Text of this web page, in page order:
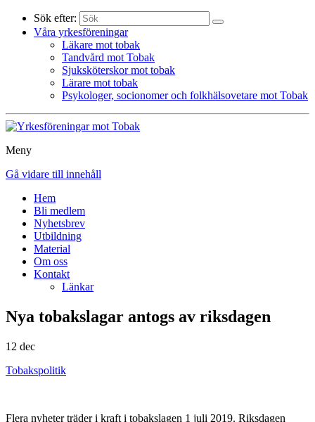
Sök efter:
Våra yrkesföreningar
Läkare mot tobak
Tandvård mot Tobak
Sjuksköterskor mot tobak
Lärare mot tobak
Psykologer, socionomer och folkhälsovetare mot Tobak
Meny
Gå vidare till innehåll
Hem
Bli medlem
Nyhetsbrev
Utbildning
Material
Om oss
Kontakt
Länkar
Nya tobakslagar antogs av riksdagen
12 dec
Tobakspolitik
Flera nyheter träder i kraft i tobakslagen 1 juli 2019. Riksdagen